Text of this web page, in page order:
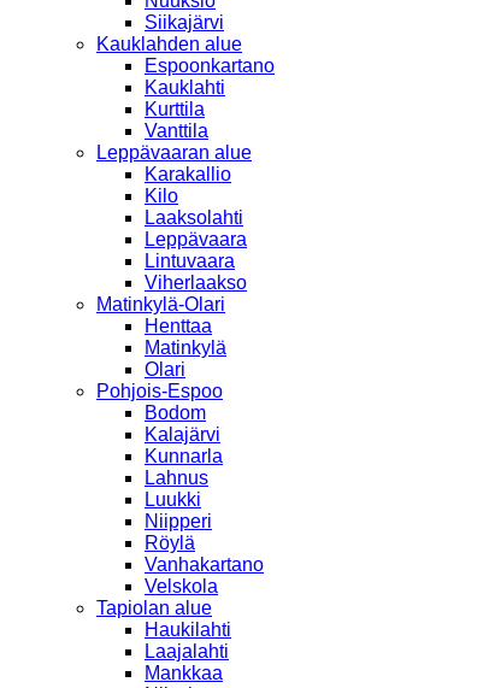
Siikajärvi
Kauklahden alue
Espoonkartano
Kauklahti
Kurttila
Vanttila
Leppävaaran alue
Karakallio
Kilo
Laaksolahti
Leppävaara
Lintuvaara
Viherlaakso
Matinkylä-Olari
Henttaa
Matinkylä
Olari
Pohjois-Espoo
Bodom
Kalajärvi
Kunnarla
Lahnus
Luukki
Niipperi
Röylä
Vanhakartano
Velskola
Tapiolan alue
Haukilahti
Laajalahti
Mankkaa